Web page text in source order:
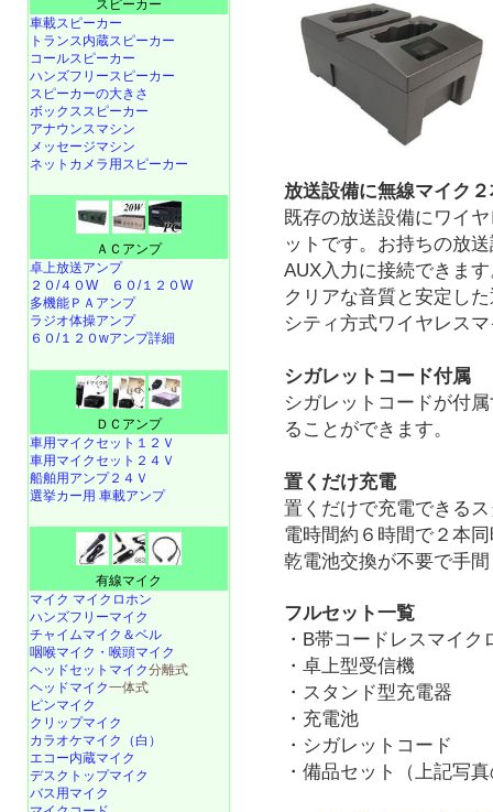
放送設備に無線マイク
既存の放送設備にワイ
ットです。お持ちの放
AUX入力に接続できま
クリアな音質と安定し
シティ方式ワイヤレス
シガレットコード付属
シガレットコードが付
ることができます。
置くだけ充電
置くだけで充電できる
電時間約６時間で２本
乾電池交換が不要で手
フルセット一覧
・B帯コードレスマイク
・卓上型受信機
・スタンド型充電器
・充電池
・シガレットコード
・備品セット（上記写
スピーカー
車載スピーカー
トランス内蔵スピーカー
コールスピーカー
ハンズフリースピーカー
スピーカーの大きさ
ボックススピーカー
アナウンスマシン
メッセージマシン
ネットカメラ用スピーカー
ＡＣアンプ
卓上放送アンプ
２０/４０W
６０/１２０W
多機能ＰＡアンプ
ラジオ体操アンプ
６０/１２０wアンプ詳細
ＤＣアンプ
車用マイクセット１２Ｖ
車用マイクセット２４Ｖ
船舶用アンプ２４Ｖ
選挙カー用 車載アンプ
有線マイク
マイク マイクロホン
ハンズフリーマイク
チャイムマイク＆ベル
咽喉マイク・喉頭マイク
ヘッドセットマイク分離式
ヘッドマイク一体式
ピンマイク
クリップマイク
カラオケマイク（白）
エコー内蔵マイク
デスクトップマイク
バス用マイク